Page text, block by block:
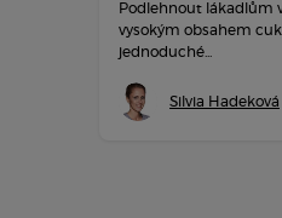
Podlehnout lákadlům
vysokým obsahem
jednoduché...
Silvia Hadeková